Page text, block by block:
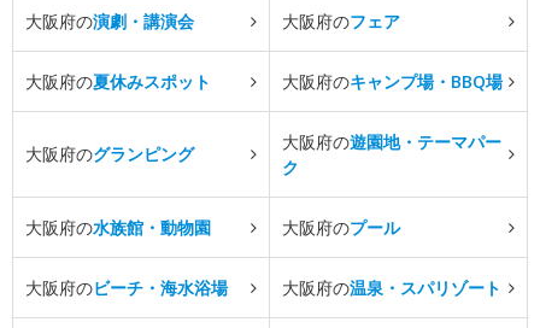
大阪府の演劇・講演会 大阪府のフェア
大阪府の夏休みスポット 大阪府のキャンプ場・BBQ場
大阪府のグランピング
大阪府の遊園地・テーマパー
ク
大阪府の水族館・動物園 大阪府のプール
大阪府のビーチ・海水浴場 大阪府の温泉・スパリゾート